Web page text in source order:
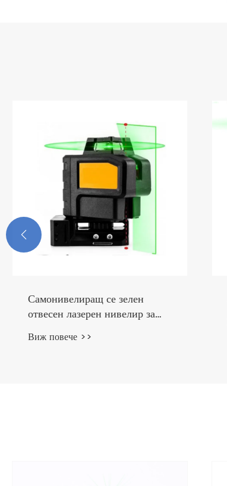
Зелено 16 линии Лазерно ниво
Виж повече >>
